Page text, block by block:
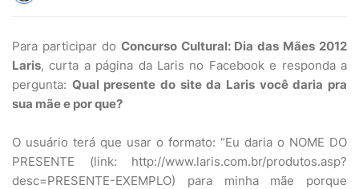
Para participar do Concurso Cultural: Dia das Mães 2012
Laris, curta a página da Laris no Facebook e responda a
pergunta: Qual presente do site da Laris você daria pra
sua mãe e por que?
O usuário terá que usar o formato: “Eu daria o NOME DO
PRESENTE (link: http://www.laris.com.br/produtos.asp?
desc=PRESENTE-EXEMPLO) para minha mãe porque